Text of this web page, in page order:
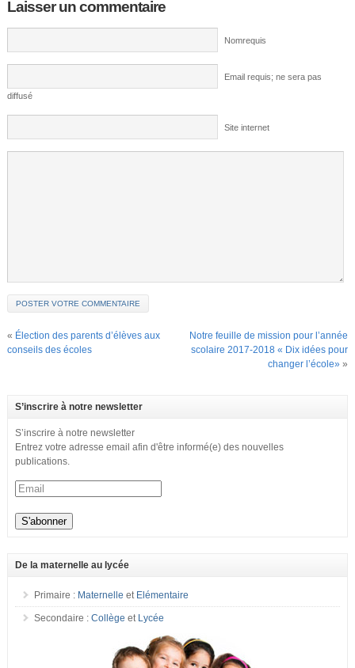
Laisser un commentaire
Nomrequis
Email requis; ne sera pas
diffusé
Site internet
« Élection des parents d’élèves aux
conseils des écoles
Notre feuille de mission pour l’année
scolaire 2017-2018 « Dix idées pour
changer l’école» »
S’inscrire à notre newsletter
S’inscrire à notre newsletter
Entrez votre adresse email afin d'être informé(e) des nouvelles
publications.
De la maternelle au lycée
Primaire : Maternelle et Elémentaire
Secondaire : Collège et Lycée